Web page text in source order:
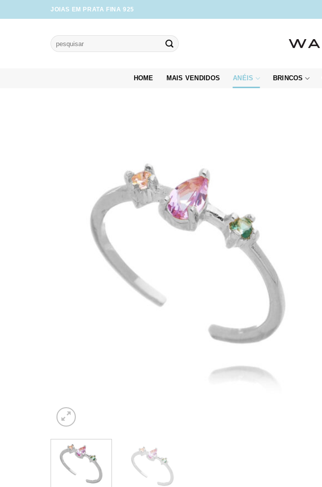
to
JOIAS EM PRATA FINA 925
Pesquisar
por:
HOME MAIS VENDIDOS ANÉIS BRINCOS